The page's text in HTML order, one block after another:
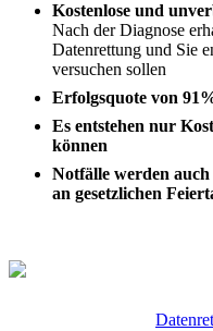
Kostenlose und
Nach der Diagnose
Datenrettung und Sie
versuchen sollen
Erfolgsquote von
Es entstehen nur
können
Notfälle werden
an gesetzlichen